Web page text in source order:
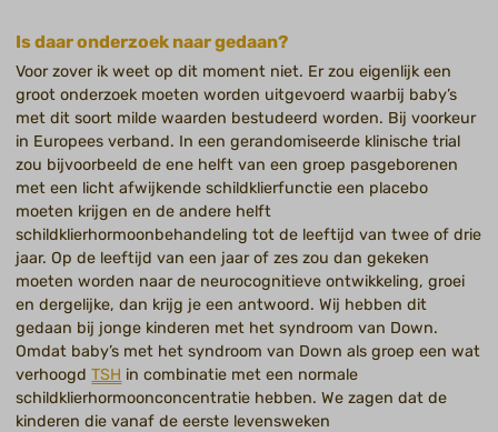
Is daar onderzoek naar gedaan?
Voor zover ik weet op dit moment niet. Er zou eigenlijk een
groot onderzoek moeten worden uitgevoerd waarbij baby’s
met dit soort milde waarden bestudeerd worden. Bij voorkeur
in Europees verband. In een gerandomiseerde klinische trial
zou bijvoorbeeld de ene helft van een groep pasgeborenen
met een licht afwijkende schildklierfunctie een placebo
moeten krijgen en de andere helft
schildklierhormoonbehandeling tot de leeftijd van twee of drie
jaar. Op de leeftijd van een jaar of zes zou dan gekeken
moeten worden naar de neurocognitieve ontwikkeling, groei
en dergelijke, dan krijg je een antwoord. Wij hebben dit
gedaan bij jonge kinderen met het syndroom van Down.
Omdat baby’s met het syndroom van Down als groep een wat
verhoogdTSH in combinatie met een normale
schildklierhormoonconcentratie hebben. We zagen dat de
kinderen die vanaf de eerste levensweken